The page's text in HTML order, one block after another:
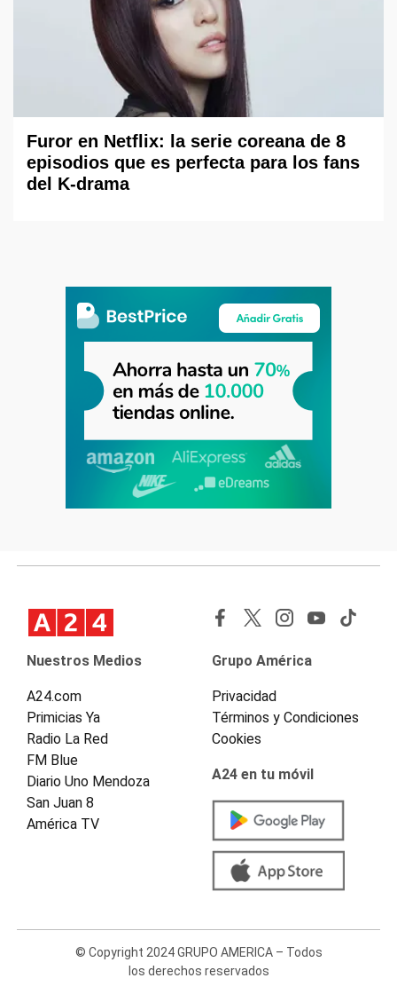
Furor en Netflix: la serie coreana de 8
episodios que es perfecta para los fans
del K-drama
Nuestros Medios
A24.com
Primicias Ya
Radio La Red
FM Blue
Diario Uno Mendoza
San Juan 8
América TV
Grupo América
Privacidad
Términos y Condiciones
Cookies
A24 en tu móvil
© Copyright 2024 GRUPO AMERICA – Todos
los derechos reservados